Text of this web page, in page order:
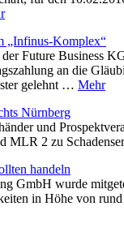
„Infinus-Komplex“
Future Business
an die
gelehnt … Mehr
Nürnberg
und
MLR 2 zu
handeln
GmbH wurde
in Höhe von